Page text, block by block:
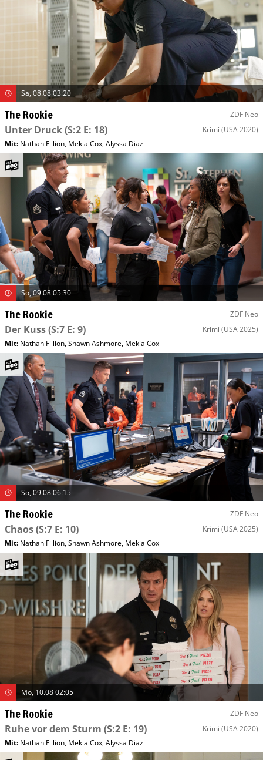
Sa, 08.08 03:20
The Rookie ZDF Neo
Unter Druck(S:2 E: 18) Krimi (USA 2020)
Mit: Nathan Fillion, Mekia Cox,Alyssa Diaz
So, 09.08 05:30
The Rookie ZDF Neo
Der Kuss(S:7 E: 9) Krimi (USA 2025)
Mit: Nathan Fillion,Shawn Ashmore, Mekia Cox
So, 09.08 06:15
The Rookie ZDF Neo
Chaos(S:7 E: 10) Krimi (USA 2025)
Mit: Nathan Fillion,Shawn Ashmore, Mekia Cox
Mo, 10.08 02:05
The Rookie ZDF Neo
Ruhe vor dem Sturm (S:2 E: 19) Krimi (USA 2020)
Mit: Nathan Fillion, Mekia Cox,Alyssa Diaz